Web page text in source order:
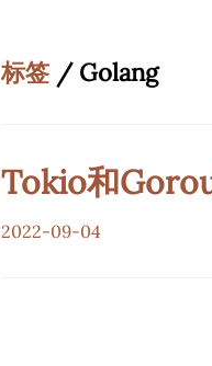
标签 / Golang
Tokio和
2022-09-04